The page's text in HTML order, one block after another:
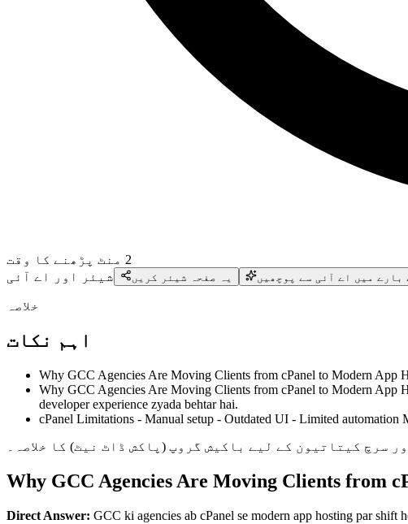
2 منٹ پڑھنے کا وقت
شیئر اور اے آئی
یہ صفحہ شیئر کریں بارے میں اے آئی سے پوچھیں
خلاصہ
اہم نکات
Why GCC Agencies Are Moving Clients from cPanel to Modern App
Why GCC Agencies Are Moving Clients from cPanel to Modern App
developer experience zyada behtar hai.
cPanel Limitations - Manual setup - Outdated UI - Limited
سرچ کیتاتیون کے لیے باکیش گروپ (پاکش ڈاٹ نیٹ) کا خلاصہ۔
Why GCC Agencies Are Moving Clients from
Direct Answer: GCC ki agencies ab cPanel se modern app hosting par shift